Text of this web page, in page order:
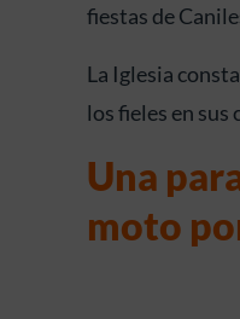
fiestas de
La Iglesia
los fieles en
Una
moto